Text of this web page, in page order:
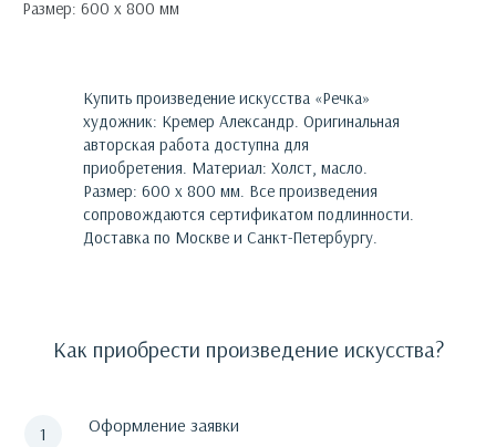
Размер: 600 х 800 мм
Купить произведение искусства «Речка»
художник: Кремер Александр. Оригинальная
авторская работа доступна для
приобретения. Материал: Холст, масло.
Размер: 600 х 800 мм. Все произведения
сопровождаются сертификатом подлинности.
Доставка по Москве и Санкт-Петербургу.
Как приобрести произведение искусства?
Оформление заявки